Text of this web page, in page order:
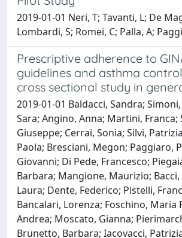
2019-01-01 Neri, T; Tavanti, L; De
Lombardi, S; Romei, C; Palla, A;
Prescriptive adherence to
guidelines and asthma
cross sectional study in
2019-01-01 Baldacci, Sandra;
Sara; Angino, Anna; Martini, Franca;
Giuseppe; Cerrai, Sonia; Silvi,
Paola; Bresciani, Megon; Paggiaro,
Giovanni; Di Pede, Francesco;
Barbara; Mangione, Maurizio; Bacci,
Laura; Dente, Federico; Pistelli,
Bancalari, Lorenza; Foschino, Maria
Andrea; Moscato, Gianna;
Brunetto, Barbara; Iacovacci,